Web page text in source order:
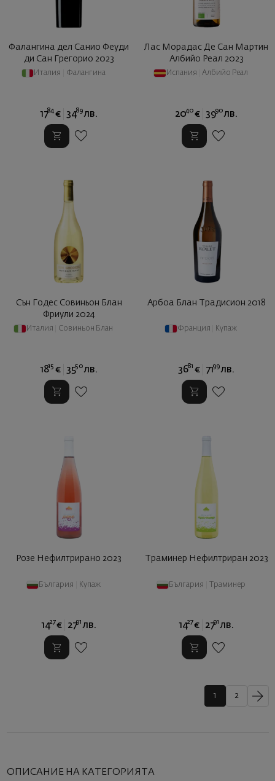
Фалангина дел Санио Феуди
ди Сан Грегорио 2023
Италия Фалангина
1784 € 3489 лв.
Лас Морадас Де Сан Мартин
Албийо Реал 2023
Испания Албийо Реал
2040 € 3990 лв.
Сън Годес Совиньон Блан
Фриули 2024
Италия Совиньон Блан
1815 € 3550 лв.
Арбоа Блан Традисион 2018
Франция Купаж
3681 € 7199 лв.
Розе Нефилтрирано 2023
България Купаж
1427 € 2791 лв.
Траминер Нефилтриран 2023
България Траминер
1427 € 2791 лв.
1 2
ОПИСАНИЕ НА КАТЕГОРИЯТА